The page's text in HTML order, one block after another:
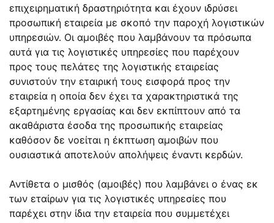
επιχειρηματική δραστηριότητα και έχουν ιδρύσει
προσωπική εταιρεία με σκοπό την παροχή λογιστικών
υπηρεσιών. Οι αμοιβές που λαμβάνουν τα πρόσωπα
αυτά για τις λογιστικές υπηρεσίες που παρέχουν
προς τους πελάτες της λογιστικής εταιρείας
συνιστούν την εταιρική τους εισφορά προς την
εταιρεία η οποία δεν έχει τα χαρακτηριστικά της
εξαρτημένης εργασίας και δεν εκπίπτουν από τα
ακαθάριστα έσοδα της προσωπικής εταιρείας
καθόσον δε νοείται η έκπτωση αμοιβών που
ουσιαστικά αποτελούν απολήψεις έναντι κερδών.
Αντίθετα ο μισθός (αμοιβές) που λαμβάνει ο ένας εκ
των εταίρων για τις λογιστικές υπηρεσίες που
παρέχει στην ίδια την εταιρεία που συμμετέχει